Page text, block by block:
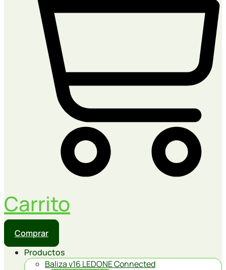
Carrito
Comprar
Productos
Baliza v16 LEDONE Connected